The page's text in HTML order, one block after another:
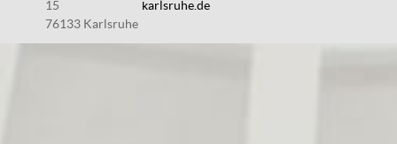
15
76133 Karlsruhe
karlsruhe.de